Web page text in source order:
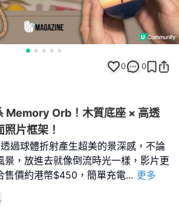
0 0
Memory Orb！木質底座 × 高透
片框架！
過球體折射產生超美的景深感，不論
景，放進去就像倒流時光一樣，影片更
售價約港幣$450，簡單充電... 更多